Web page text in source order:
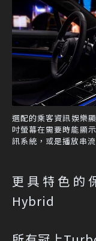
選配的乘客資訊娛樂
吋螢幕在需要時能顯
訊系統，或是播放串
更具特色的
Hybrid